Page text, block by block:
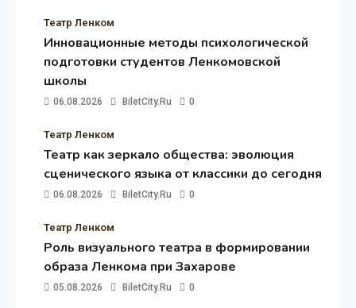
Театр Ленком
Инновационные методы психологической
подготовки студентов Ленкомовской
школы
06.08.2026 BiletCity.ru 0
Театр Ленком
Театр как зеркало общества: эволюция
сценического языка от классики до сегодня
06.08.2026 BiletCity.ru 0
Театр Ленком
Роль визуального театра в формировании
образа Ленкома при Захарове
05.08.2026 BiletCity.ru 0